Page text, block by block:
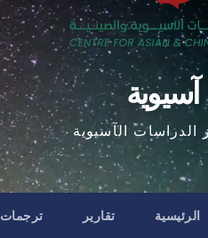
الآسيوية
الرئيسية تقارير ترجمات